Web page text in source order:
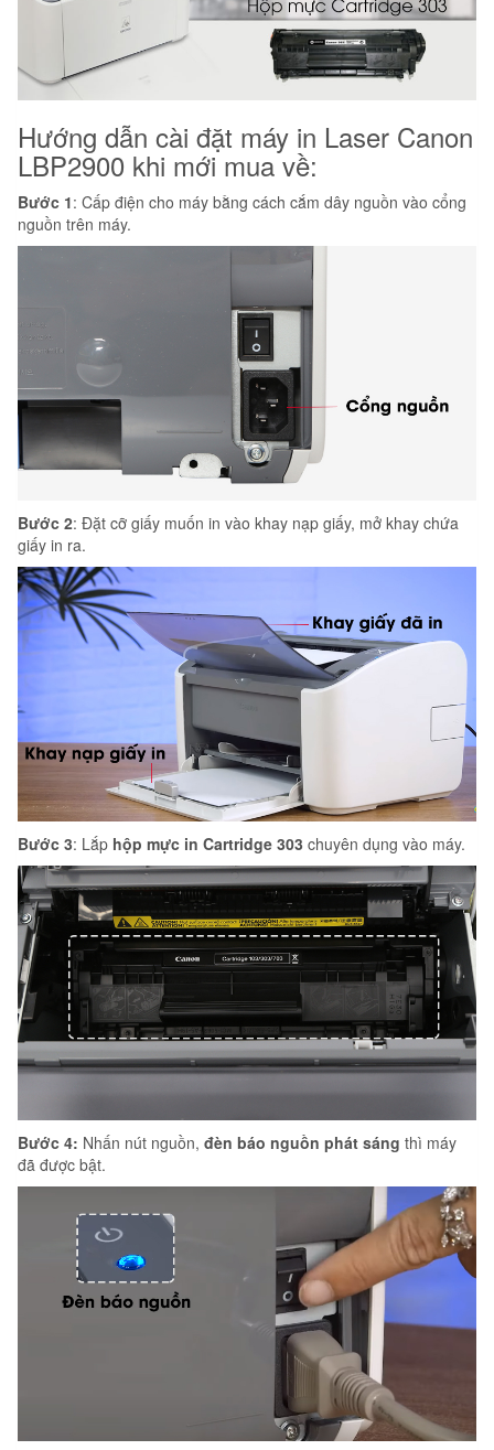
Hướng dẫn cài đặt máy in Laser Canon
LBP2900 khi mới mua về:
Bước 1: Cấp điện cho máy bằng cách cắm dây nguồn vào cổng
nguồn trên máy.
Bước 2: Đặt cỡ giấy muốn in vào khay nạp giấy, mở khay chứa
giấy in ra.
Bước 3: Lắp hộp mực in Cartridge 303 chuyên dụng vào máy.
Bước 4: Nhấn nút nguồn, đèn báo nguồn phát sáng thì máy
đã được bật.